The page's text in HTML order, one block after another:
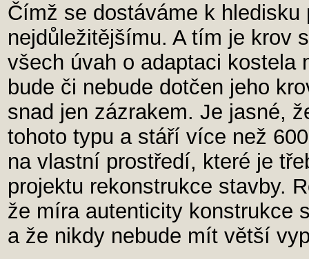
Čímž se dostáváme k
nejdůležitějšímu. A tím je krov
všech úvah o adaptaci
bude či nebude dotčen jeho
snad jen zázrakem. Je jasné,
tohoto typu a stáří více než
na vlastní prostředí, které je
projektu rekonstrukce stavby.
že míra autenticity konstrukce
a že nikdy nebude mít větší